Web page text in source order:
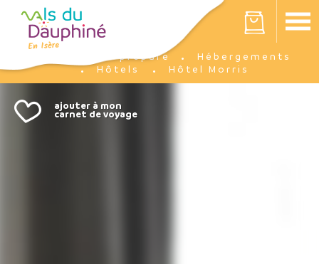
Votre panier est vide
Je prépare
Hébergements
Hôtels
Hôtel Morris
Panneau de gestion des cookies